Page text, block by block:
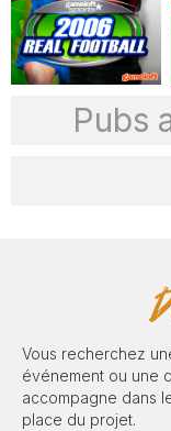
Pubs
Vous recherchez
événement ou une
accompagne dans
place du projet.